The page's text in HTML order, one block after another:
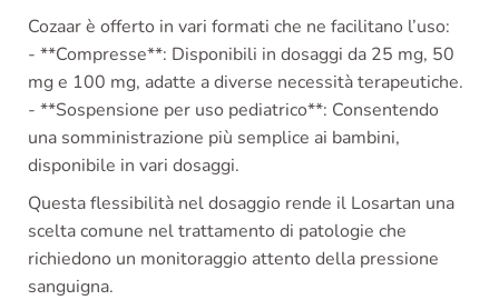
Cozaar è offerto in vari formati che ne facilitano l’uso:
- **Compresse**: Disponibili in dosaggi da 25 mg, 50
mg e 100 mg, adatte a diverse necessità terapeutiche.
- **Sospensione per uso pediatrico**: Consentendo
una somministrazione più semplice ai bambini,
disponibile in vari dosaggi.
Questa flessibilità nel dosaggio rende il Losartan una
scelta comune nel trattamento di patologie che
richiedono un monitoraggio attento della pressione
sanguigna.